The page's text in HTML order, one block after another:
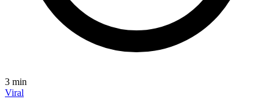
3 min
Viral